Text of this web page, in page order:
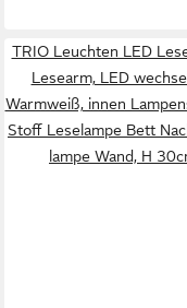
TRIO Leuchten LED
Lesearm, LED
Warmweiß, innen
Stoff Leselampe Bett
lampe Wand, H